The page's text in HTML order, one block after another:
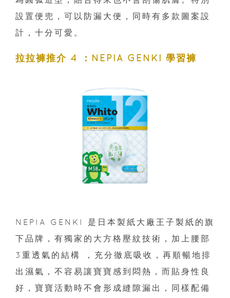
設置便兜，可以防漏大便，同時有多款圖案設
計，十分可愛。
拉拉褲推介 4 ：NEPIA GENKI 學習褲
NEPIA GENKI 是日本製紙大廠王子製紙的旗
下品牌，有獨家的大方格壓紋技術，加上腰部
3重透氣的結構 ，充分徹底吸收，再順暢地排
出濕氣，不容易讓寶寶感到悶熱，而貼身性良
好，寶寶活動時不會形成縫隙漏出，同樣配備